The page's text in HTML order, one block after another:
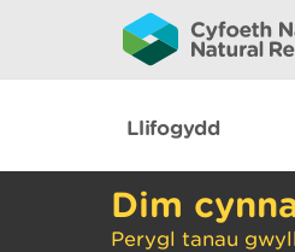
Llifogydd
Dim
Perygl tanau